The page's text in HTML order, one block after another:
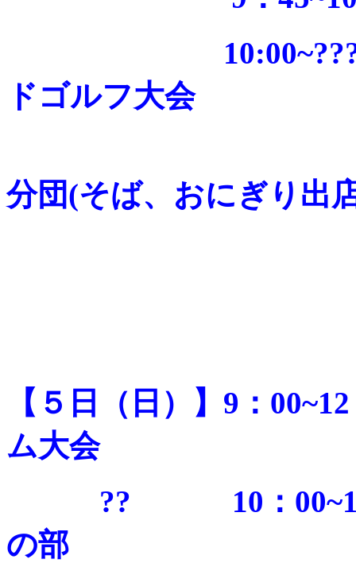
ドゴルフ大会
分団(そば、おにぎり出
【５日（日）】9：
ム大会
?? 10：00~12：
の部